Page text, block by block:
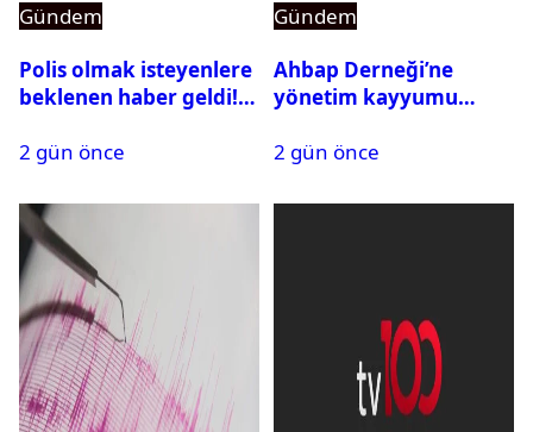
Gündem
Polis olmak isteyenlere
beklenen haber geldi!
2 gün önce
Gündem
Ahbap Derneği’ne
yönetim kayyumu
açıldı
2 gün önce